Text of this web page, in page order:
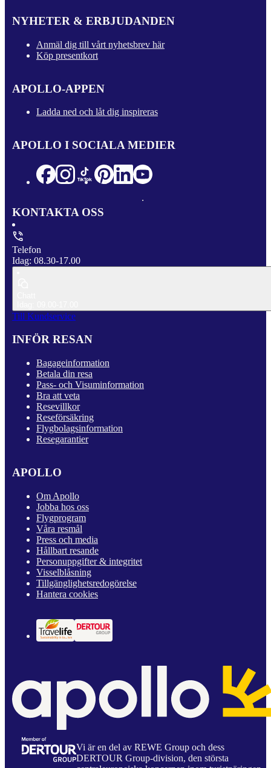
NYHETER & ERBJUDANDEN
Anmäl dig till vårt nyhetsbrev här
Köp presentkort
APOLLO-APPEN
Ladda ned och låt dig inspireras
APOLLO I SOCIALA MEDIER
KONTAKTA OSS
Telefon
Idag: 08.30-17.00
Till Kundservice
INFÖR RESAN
Bagageinformation
Betala din resa
Pass- och Visuminformation
Bra att veta
Resevillkor
Reseförsäkring
Flygbolagsinformation
Resegarantier
APOLLO
Om Apollo
Jobba hos oss
Flygprogram
Våra resmål
Press och media
Hållbart resande
Personuppgifter & integritet
Visselblåsning
Tillgänglighetsredogörelse
Hantera cookies
Vi är en del av REWE Group och dess
DERTOUR Group-division, den största